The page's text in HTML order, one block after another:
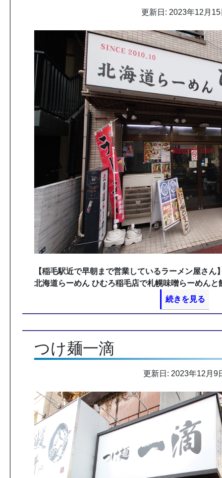
更新日: 2023年12月15
【稲毛駅近で早朝まで営業しているラーメン屋さん
北海道らーめん ひむろ稲毛店で札幌味噌らーめん
続きを見る
つけ麺一滴
更新日: 2023年12月9